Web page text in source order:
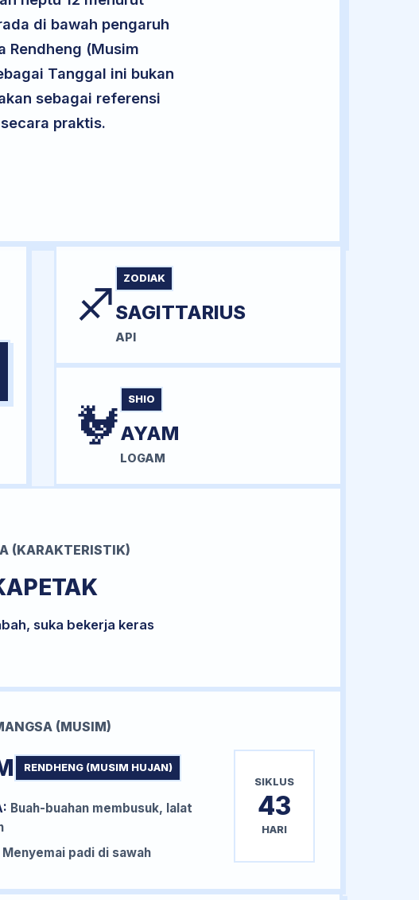
di bawah pengaruh
Rendheng (Musim
Tanggal ini bukan
sebagai referensi
praktis.
♐ ZODIAK
SAGITTARIUS
API
🐓 SHIO
AYAM
LOGAM
(KARAKTERISTIK)
suka bekerja keras
(MUSIM)
RENDHENG (MUSIM HUJAN)
Buah-buahan membusuk, lalat
Menyemai padi di sawah
SIKLUS
43
HARI